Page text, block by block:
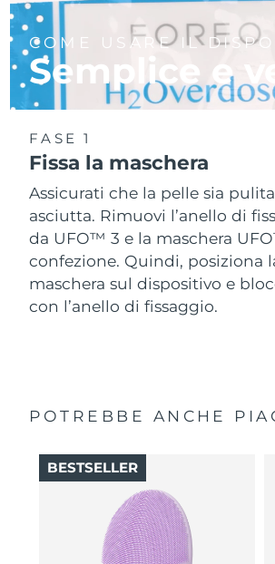
COME USARE IL
Semplice e
FASE 1
Fissa la maschera
Assicurati che la pelle sia
asciutta. Rimuovi l’anello di
da UFO™ 3 e la maschera
confezione. Quindi, posiziona
maschera sul dispositivo e
con l’anello di fissaggio.
POTREBBE ANCHE
BESTSELLER